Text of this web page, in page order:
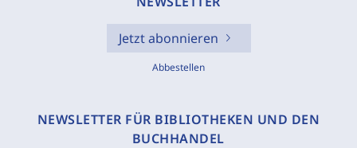
Jetzt abonnieren
Abbestellen
NEWSLETTER FÜR BIBLIOTHEKEN UND DEN
BUCHHANDEL